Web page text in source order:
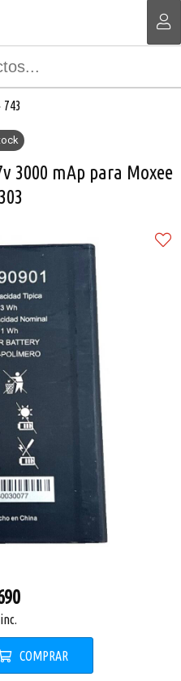
743
3000 mAp para Moxee
COMPRAR